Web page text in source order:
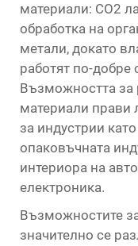
материали: CO2
обработка на
метали, докато
работят по-добре
Възможността за
материали прави
за индустрии
опаковъчната
интериора на
електроника.
Възможностите
значително се